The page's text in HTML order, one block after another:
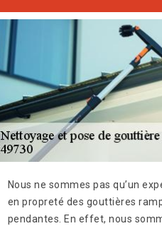
Nous ne sommes pas qu’un
en propreté des gouttières
pendantes. En effet, nous